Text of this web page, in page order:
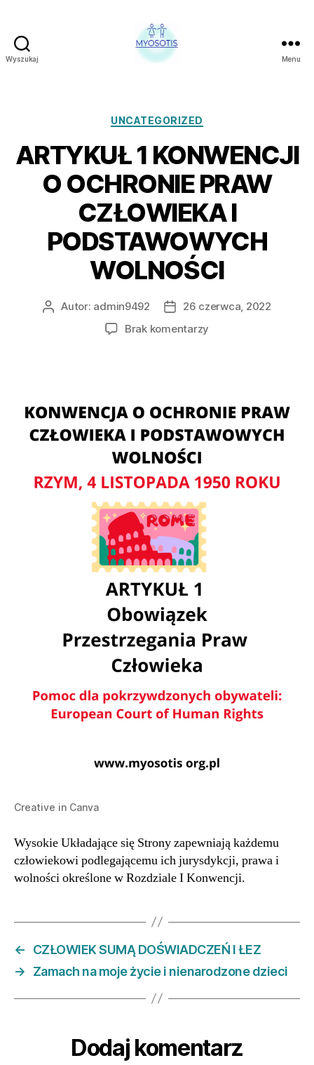
Wyszukaj
CZŁOWIEKA
POLSCE
MYOSOTIS
Menu
Kategorie
UNCATEGORIZED
ARTYKUŁ 1 KONWENCJI
O OCHRONIE PRAW
CZŁOWIEKA I
PODSTAWOWYCH
WOLNOŚCI
AutorAutor: admin9492
Data
wpisu
26 czerwca, 2022
Brak komentarzy
OCHRONIE
PRAW
CZŁOWIEKA
WOLNOŚCI
Creative in Canva
Wysokie Układające się Strony zapewniają każdemu
człowiekowi podlegającemu ich jurysdykcji, prawa i
wolności określone w Rozdziale I Konwencji.
←
CZŁOWIEK SUMĄ DOŚWIADCZEŃ I ŁEZ
→
Zamach na moje życie i nienarodzone dzieci
Dodaj komentarz